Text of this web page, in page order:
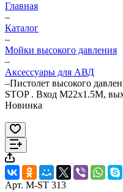
Главная
–
Каталог
–
Мойки высокого давления
–
Аксессуары для АВД
–Пистолет высокого
STOP . Вход M22x1.5M,
Новинка
Арт. M-ST 313